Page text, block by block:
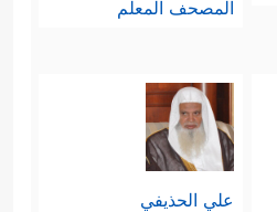
المصحف المعلم
علي الحذيفي